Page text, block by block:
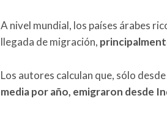
A nivel mundial, los países árabes
llegada de migración,
Los autores calculan que, sólo
media por año, emigraron desde